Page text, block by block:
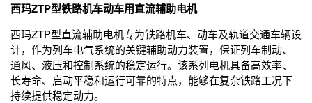
西玛ZTP型铁路机车动车用直流辅助电机
西玛ZTP型直流辅助电机专为铁路机车、动车及轨道交通车辆设
计，作为列车电气系统的关键辅助动力装置，保证列车制动、
通风、液压和控制系统的稳定运行。该系列电机具备高效率、
长寿命、启动平稳和运行可靠的特点，能够在复杂铁路工况下
持续提供稳定动力。